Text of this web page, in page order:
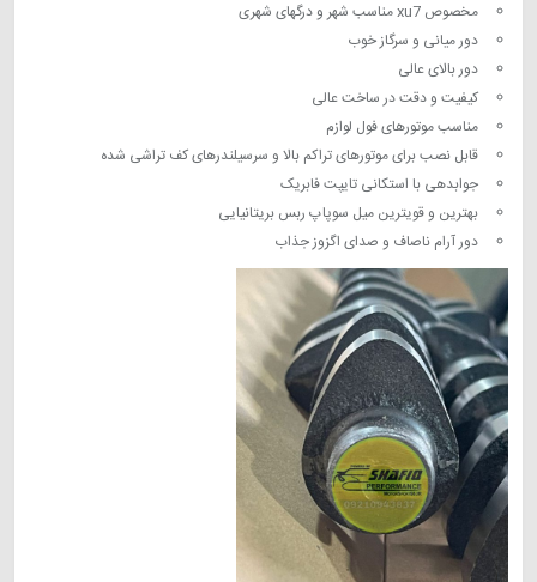
مخصوص xu7 مناسب شهر و درگهای شهری
دور میانی و سرگاز خوب
دور بالای عالی
کیفیت و دقت در ساخت عالی
مناسب موتورهای فول لوازم
قابل نصب برای موتورهای تراکم بالا و سرسیلندرهای کف تراشی شده
جوابدهی با استکانی تایپت فابریک
بهترین و قویترین میل سوپاپ ربس بریتانیایی
دور آرام ناصاف و صدای اگزوز جذاب